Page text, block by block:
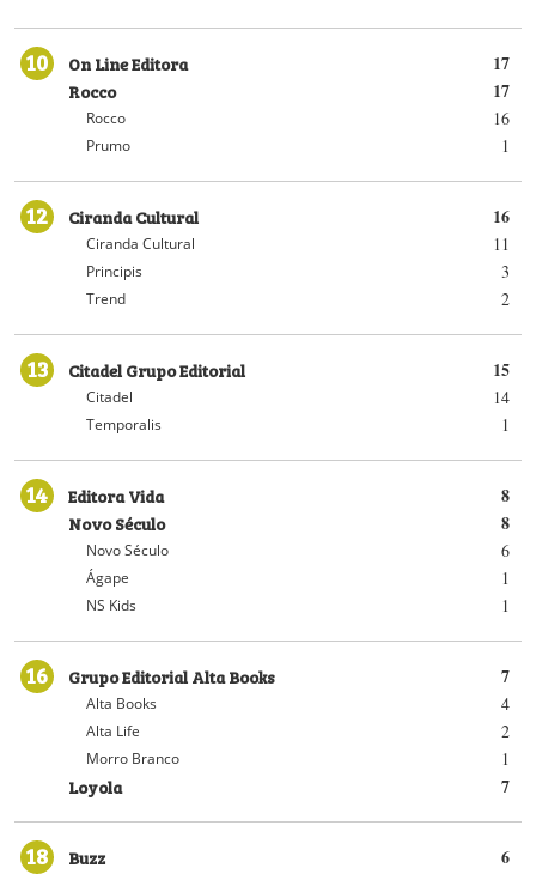
10 17
On Line Editora
17
Rocco
16
Rocco
1
Prumo
12 16
Ciranda Cultural
11
Ciranda Cultural
3
Principis
2
Trend
13 15
Citadel Grupo Editorial
14
Citadel
1
Temporalis
14 8
Editora Vida
8
Novo Século
6
Novo Século
1
Ágape
1
NS Kids
16 7
Grupo Editorial Alta Books
4
Alta Books
2
Alta Life
1
Morro Branco
7
Loyola
18 6
Buzz